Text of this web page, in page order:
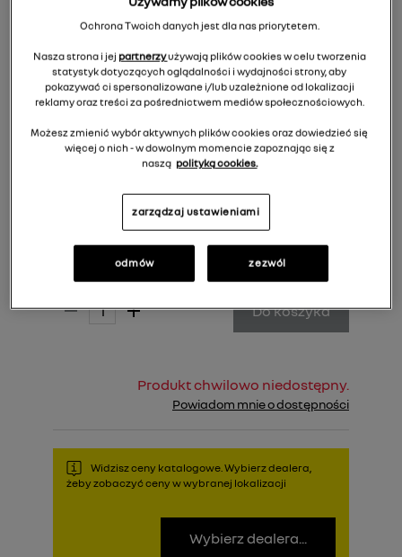
Cena rekomendowana: 256,00 zł
Do koszyka
Produkt chwilowo niedostępny.
Powiadom mnie o dostępności
Widzisz ceny katalogowe. Wybierz dealera,
żeby zobaczyć ceny w wybranej lokalizacji
Wybierz dealera...
Ochrona Twoich danych jest dla nas priorytetem.
Nasza strona i jej partnerzyużywają plików cookies w celu tworzenia
statystyk dotyczących oglądalności i wydajności strony, aby
pokazywać ci spersonalizowane i/lub uzależnione od lokalizacji
reklamy oraz treści za pośrednictwem mediów społecznościowych.
Możesz zmienić wybór aktywnych plików cookies oraz dowiedzieć się
więcej o nich - w dowolnym momencie zapoznając się z
naszą polityką cookies.
zarządzaj ustawieniami
odmów zezwól